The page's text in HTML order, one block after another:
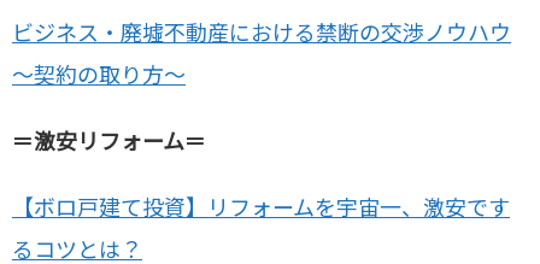
ビジネス・廃墟不動産における禁断の交渉ノウハウ
～契約の取り方～
＝激安リフォーム＝
【ボロ戸建て投資】リフォームを宇宙一、激安です
るコツとは？